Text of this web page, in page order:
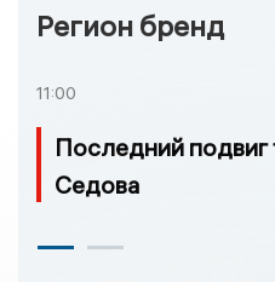
Регион бренд
11:00
Последний подвиг
Седова